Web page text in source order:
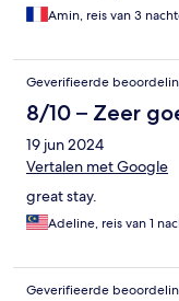
Amin, reis van 3
Geverifieerde
8/10 – Zeer
19 jun 2024
Vertalen met Google
great stay.
Adeline, reis van 1
Geverifieerde